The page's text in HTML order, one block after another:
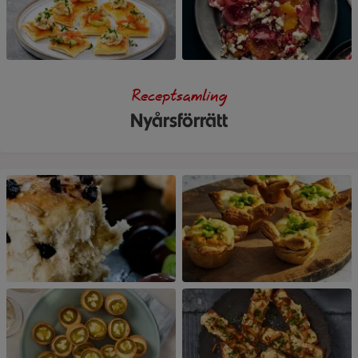
Nyårsförrätt
Receptsamling